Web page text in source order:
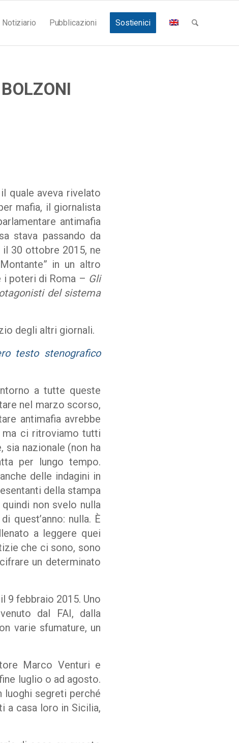
Notiziario Pubblicazioni Sostienici
quale aveva rivelato
mafia, il giornalista
antimafia
stava passando da
il 30 ottobre 2015, ne
in un altro
i poteri di Roma – Gli
del sistema
degli altri giornali.
testo stenografico
a tutte queste
nel marzo scorso,
antimafia avrebbe
ma ci ritroviamo tutti
sia nazionale (non ha
per lungo tempo.
delle indagini in
della stampa
non svelo nulla
quest’anno: nulla. È
a leggere quei
che ci sono, sono
un determinato
9 febbraio 2015. Uno
dal FAI, dalla
varie sfumature, un
Marco Venturi e
luglio o ad agosto.
luoghi segreti perché
a casa loro in Sicilia,